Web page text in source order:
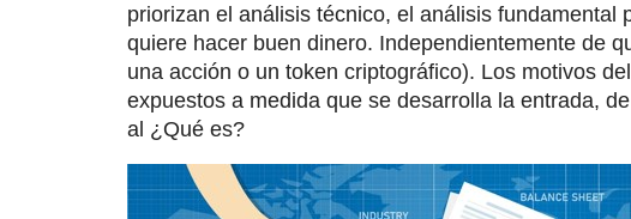
priorizan el análisis técnico, el análisis fundamental
quiere hacer buen dinero. Independientemente de
una acción o un token criptográfico). Los motivos
expuestos a medida que se desarrolla la entrada,
al ¿Qué es?